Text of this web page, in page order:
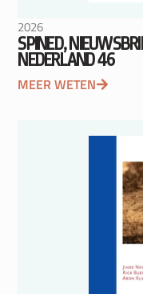
2026
SPINED,
NEDERLAND 46
MEER WETEN